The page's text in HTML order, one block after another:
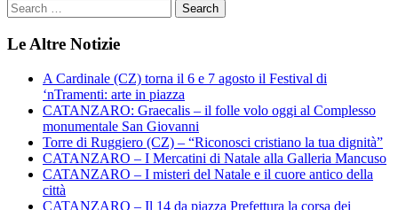
Le Altre Notizie
A Cardinale (CZ) torna il 6 e 7 agosto il Festival di
‘nTramenti: arte in piazza
CATANZARO: Graecalis – il folle volo oggi al Complesso
monumentale San Giovanni
Torre di Ruggiero (CZ) – “Riconosci cristiano la tua dignità”
CATANZARO – I Mercatini di Natale alla Galleria Mancuso
CATANZARO – I misteri del Natale e il cuore antico della
città
CATANZARO – Il 14 da piazza Prefettura la corsa dei